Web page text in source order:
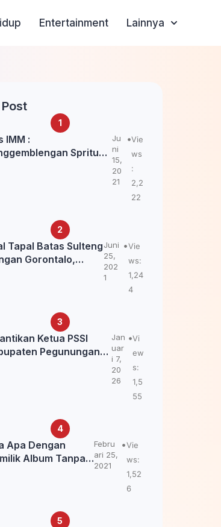
Entertainment Lainnya
IMM :
Spritual
Ju
ni
15,
20
21
Vie
ws
:
2,2
22
Tapal Batas Sulteng
Gorontalo,
Juni
25,
202
1
Vie
ws:
1,24
4
Ketua PSSI
Pegunungan
Jan
uar
i 7,
20
26
Vi
ew
s:
1,5
55
Apa Dengan
Album Tanpa
Febru
ari 25,
2021
Vie
ws:
1,52
6